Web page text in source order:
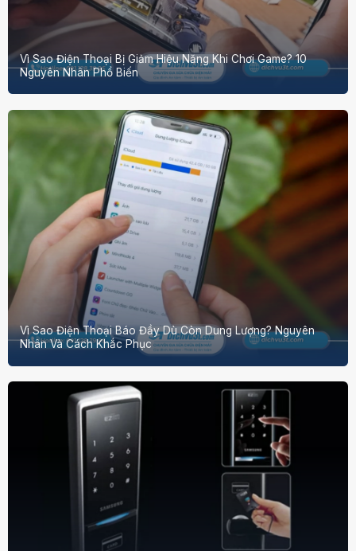
Vì Sao Điện Thoại Bị Giảm Hiệu Năng Khi Chơi Game? 10
Nguyên Nhân Phổ Biến
Vì Sao Điện Thoại Báo Đầy Dù Còn Dung Lượng? Nguyên
Nhân Và Cách Khắc Phục